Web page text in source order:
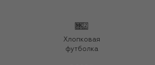
Хлопковая
футболка